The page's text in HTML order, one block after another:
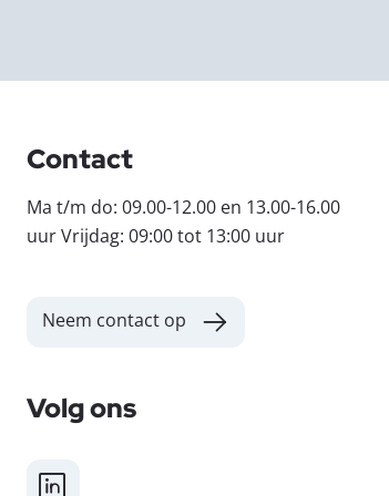
Contact
Ma t/m do: 09.00-12.00 en 13.00-16.00
uur Vrijdag: 09:00 tot 13:00 uur
Neem contact op
Volg ons
LinkedIn